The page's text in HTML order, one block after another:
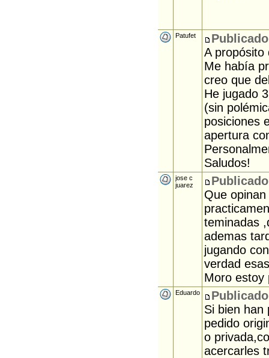
Patufet
A propósito
Me había
creo que
He jugado
(sin
posiciones
apertura
Saludos!
jose c
juarez
Que
teminadas
ademas
jugando
verdad
Moro estoy
Eduardo
Si bien han
pedido
o
acercarles